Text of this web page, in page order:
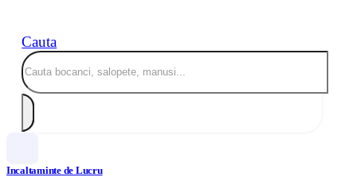
Cauta
Incaltaminte de Lucru